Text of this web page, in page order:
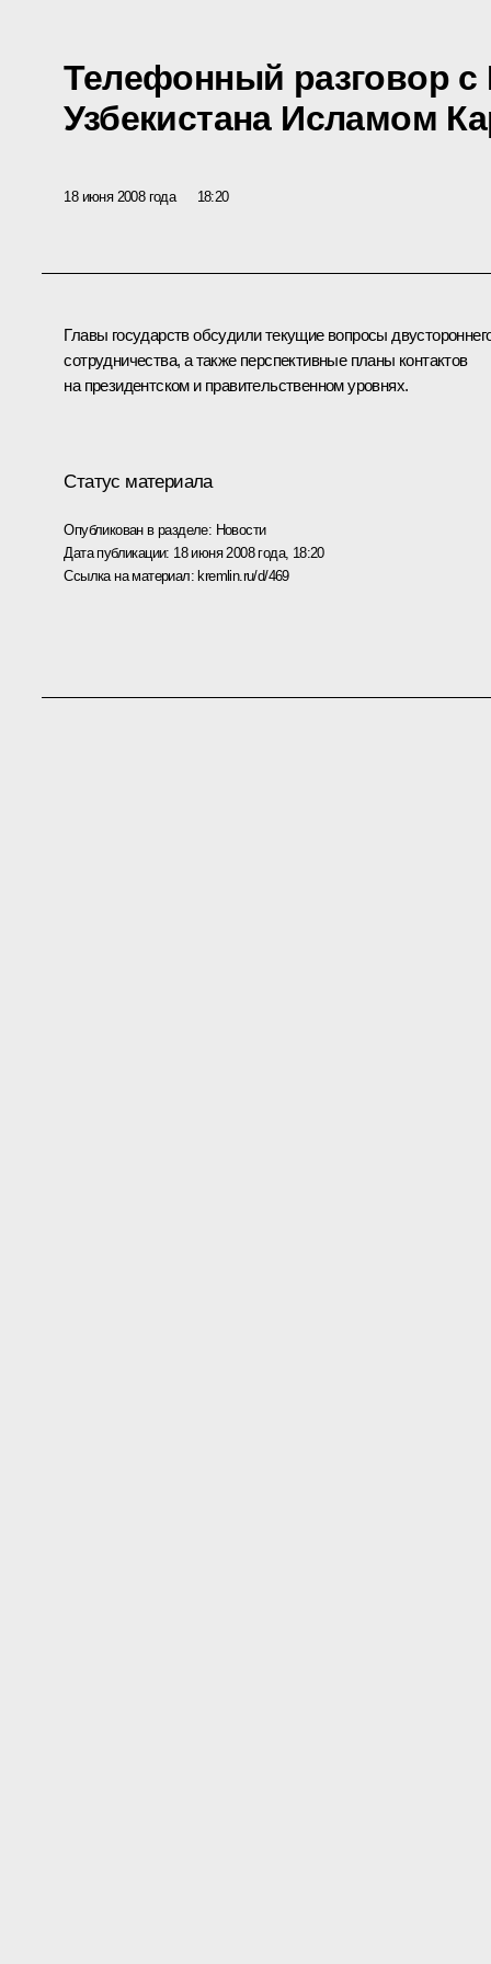
Телефонный разговор с
Узбекистана Исламом
18 июня 2008 года 18:20
Главы государств обсудили текущие вопросы
сотрудничества, а также перспективные планы контактов
на президентском и правительственном уровнях.
Статус материала
Опубликован в разделе: Новости
Дата публикации: 18 июня 2008 года, 18:20
Ссылка на материал:kremlin.ru/d/469